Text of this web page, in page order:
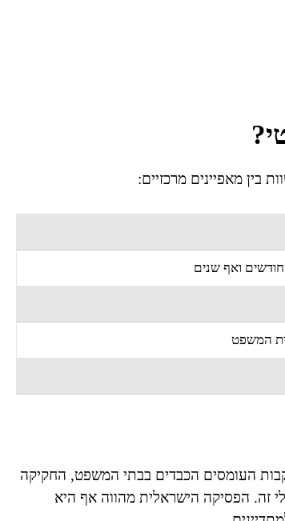
בין מאפיינים מרכזיים:
ואף שנים
המשפט
העומסים הכבדים בבתי המשפט, החקיקה
זה. הפסיקה הישראלית מהווה אף היא